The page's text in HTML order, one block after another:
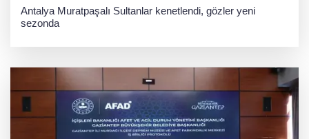
Antalya Muratpaşalı Sultanlar kenetlendi, gözler yeni
sezonda